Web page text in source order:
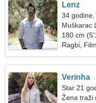
Lenz
34 godine,
Muškarac
180 cm
Ragbi,
Verinha
Star 21
Žena traži